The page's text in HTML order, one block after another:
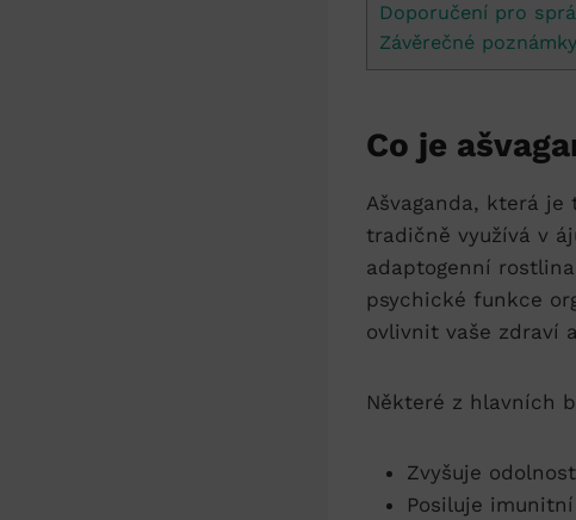
Doporučení pro
Závěrečné poznámky
Co je
Ašvaganda, ‍která
tradičně využívá v
adaptogenní
psychické‍ funkce​
ovlivnit vaše zdraví
Některé z‌ hlavních
Zvyšuje
Posiluje